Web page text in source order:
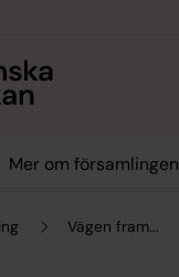
Mer om församlingen
Vägen fram...